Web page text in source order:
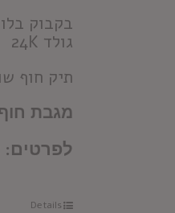
בקבוק
גולד 24K
תיק חוף
מגבת
לפרטים:
Details